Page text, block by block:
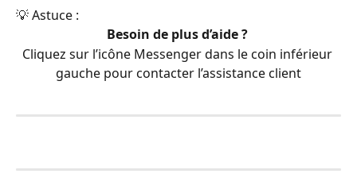
💡 Astuce :
Besoin de plus d’aide ?
Cliquez sur l’icône Messenger dans le coin inférieur
gauche pour contacter l’assistance client